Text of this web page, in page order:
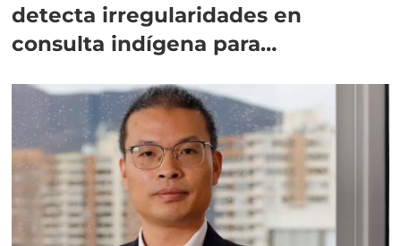
detecta irregularidades en
consulta indígena para